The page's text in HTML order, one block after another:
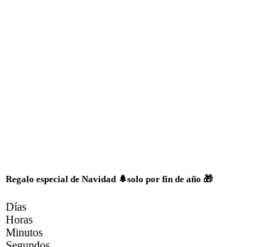
Regalo especial de Navidad 🌲solo por fin de año 🎁
Días
Horas
Minutos